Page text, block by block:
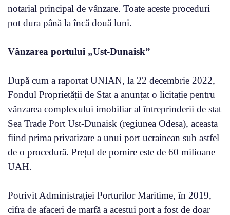
notarial principal de vânzare. Toate aceste proceduri
pot dura până la încă două luni.
Vânzarea portului „Ust-Dunaisk”
După cum a raportat UNIAN, la 22 decembrie 2022,
Fondul Proprietății de Stat a anunțat o licitație pentru
vânzarea complexului imobiliar al întreprinderii de stat
Sea Trade Port Ust-Dunaisk (regiunea Odesa), aceasta
fiind prima privatizare a unui port ucrainean sub astfel
de o procedură. Prețul de pornire este de 60 milioane
UAH.
Potrivit Administrației Porturilor Maritime, în 2019,
cifra de afaceri de marfă a acestui port a fost de doar